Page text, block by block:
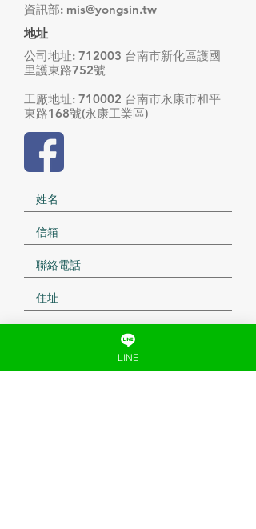
資訊部: mis@yongsin.tw
地址
公司地址: 712003 台南市新化區護國
里護東路752號
工廠地址: 710002 台南市永康市和平
東路168號(永康工業區)
LINE